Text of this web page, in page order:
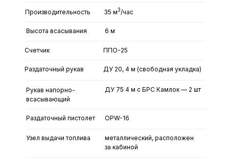
Высота всасывания
Узел выдачи топлива
6 м
металлический, расположен
за кабиной
Производительность 35 м3/час
Счетчик
Раздаточный пистолет
ППО-25
OPW-16
Раздаточный рукав
Рукав напорно-
всасывающий
ДУ 20, 4 м (свободная укладка)
ДУ 75 4 м с БРС Камлок — 2 шт